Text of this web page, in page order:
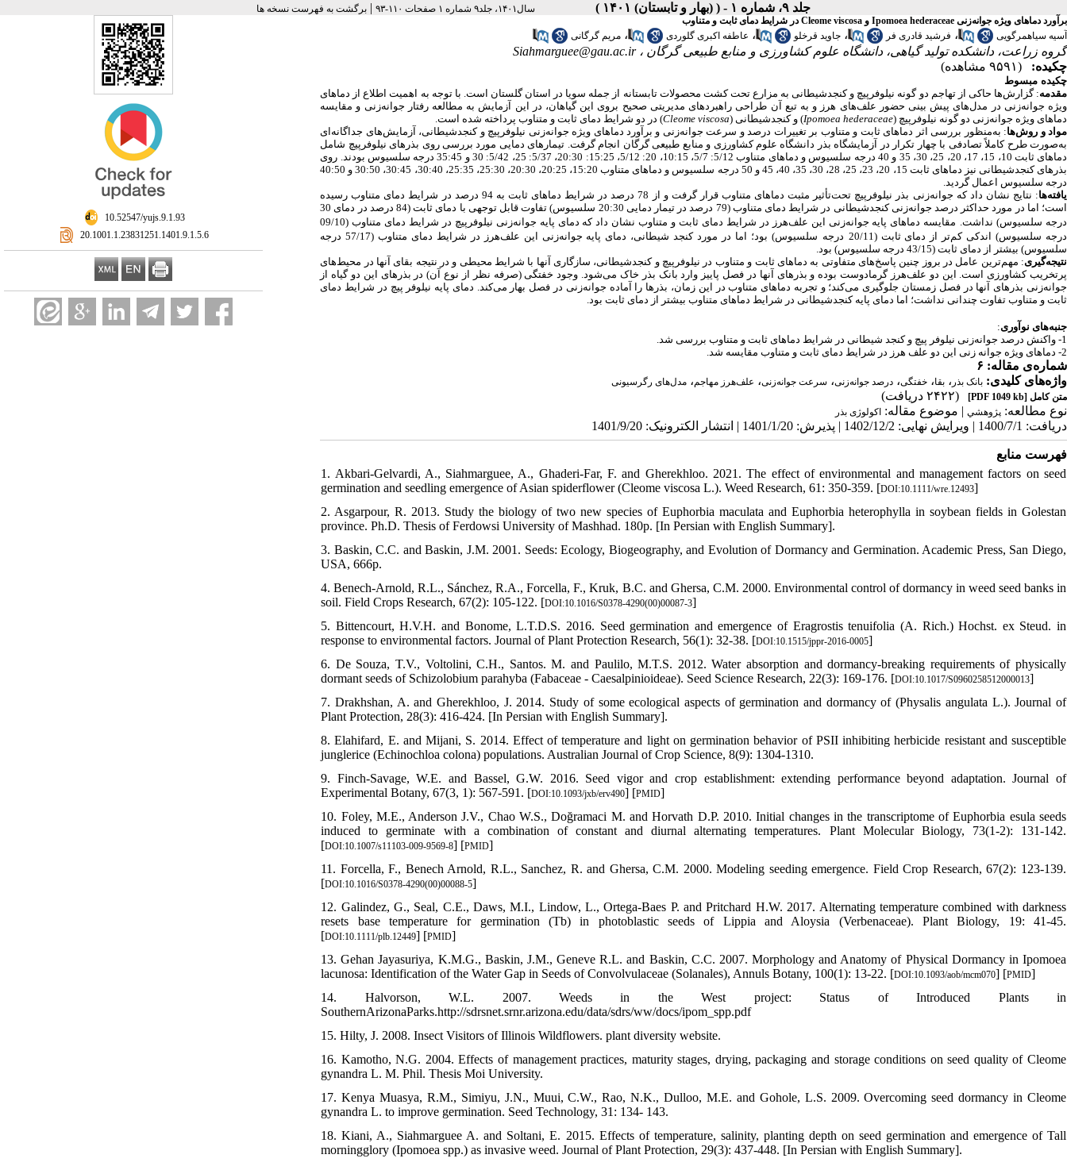
جلد ۹، شماره ۱ - ( (بهار و تابستان) ۱۴۰۱ ) سال۱۴۰۱، جلد۹ شماره ۱ صفحات ۱۱۰-۹۳ | برگشت به فهرست نسخه ها
‎ 10.52547/yujs.9.1.93
‎ 20.1001.1.23831251.1401.9.1.5.6
برآورد دماهای ویژه جوانه‌زنی Ipomoea hederaceae و Cleome viscosa در شرایط دمای ثابت و متناوب
آسیه سیاهمرگویی
، فرشید قادری فر ، جاوید قرخلو ، عاطفه اکبری گلوردی ، مریم گرگانی
گروه زراعت، دانشکده تولید گیاهی، دانشگاه علوم کشاورزی و منابع طبیعی گرگان ،Siahmarguee@gau.ac.ir
چکیده:
(۹۵۹۱ مشاهده)
چکیده مبسوط
مقدمه: گزارش‌ها حاکی از تهاجم دو گونه نیلوفرپیچ و کنجدشیطانی به مزارع تحت کشت محصولات تابستانه از جمله سویا در استان گلستان است. با توجه به اهمیت اطلاع از دماهای
ویژه جوانه‌زنی در مدل‌های پیش بینی حضور علف‌های هرز و به تبع آن طراحی راهبرد‌های مدیریتی صحیح بروی این گیاهان، در این آزمایش به مطالعه رفتار جوانه‌زنی و مقایسه
دماهای ویژه جوانه‌زنی دو گونه نیلوفرپیچ (Ipomoea hederaceae) و کنجدشیطانی (Cleome viscosa) در دو شرایط دمای ثابت و متناوب پرداخته شده است.
مواد و روش‌ها: به‌منظور بررسی اثر دماهای ثابت و متناوب بر تغییرات درصد و سرعت جوانه‌زنی و برآورد دماهای ویژه جوانه‌زنی نیلوفرپیچ و کنجدشیطانی، آزمایش‌های جداگانه‌ای
به‌صورت طرح کاملاً تصادفی با چهار تکرار در آزمایشگاه بذر دانشگاه علوم کشاورزی و منابع طبیعی گرگان انجام گرفت. تیمارهای دمایی مورد بررسی روی بذرهای نیلوفرپیچ شامل
دماهای ثابت 10، 15، 17، 20، 25، 30، 35 و 40 درجه سلسیوس و دماهای متناوب 5/12: 5/7، 10:15، 20: 5/12، 15:25: 20:30، 5/37: 25، 5/42: 30 و 35:45 درجه سلسیوس بودند. روی
بذرهای کنجدشیطانی نیز دماهای ثابت 15، 20، 23، 25، 28، 30، 35، 40، 45 و 50 درجه سلسیوس و دماهای متناوب 15:20، 20:25، 20:30، 25:30، 25:35، 30:40، 30:45، 30:50 و 40:50
درجه سلسیوس اعمال گردید.
یافته‌ها
: نتایج نشان داد که جوانه‌زنی بذر نیلوفرپیچ تحت‌تأثیر مثبت دماهای متناوب قرار گرفت و از 78 درصد در شرایط دماهای ثابت به 94 درصد در شرایط دمای متناوب رسیده
است؛ اما در مورد حداکثر درصد جوانه‌زنی کنجدشیطانی در شرایط دمای متناوب (79 درصد در تیمار دمایی 20:30 سلسیوس) تفاوت قابل توجهی با دمای ثابت (84 درصد در دمای 30
درجه سلسیوس) نداشت.
مقایسه دماهای پایه جوانه‌زنی این علف‌هرز در شرایط دمای ثابت و متناوب نشان داد که دمای پایه جوانه‌زنی نیلوفرپیچ در شرایط دمای متناوب (09/10
درجه سلسیوس) اندکی کم‌تر از دمای ثابت (20/11
درجه
سلسیوس) بود؛ اما در مورد کنجد شیطانی، دمای پایه جوانه‌زنی این علف‌هرز در شرایط دمای متناوب (57/17 درجه
سلسیوس) بیشتر از دمای ثابت (43/15 درجه سلسیوس) بود.
نتیجه‌گیری: مهم‌ترین عامل در بروز چنین پاسخ‌های متفاوتی به دماهای ثابت و متناوب در نیلوفرپیچ و کنجدشیطانی، سازگاری آنها با شرایط محیطی و در نتیجه بقای آنها در محیط‌های
پرتخریب کشاورزی است. این دو علف‌هرز گرمادوست بوده و بذرهای آنها در فصل پاییز وارد بانک بذر خاک می‌شود. وجود خفتگی (صرفه نظر از نوع آن) در بذرهای این دو گیاه از
جوانه‌زنی بذرهای آنها در فصل زمستان جلوگیری می‌کند؛ و تجربه دماهای متناوب در این زمان، بذرها را آماده جوانه‌زنی در فصل بهار می‌کند. دمای پایه نیلوفر پیچ در شرایط دمای
ثابت و متناوب تفاوت چندانی نداشت؛ اما دمای پایه کنجدشیطانی در شرایط دماهای متناوب بیشتر از دمای ثابت بود.
جنبه‌های نوآوری:
1- واکنش درصد جوانه‌زنی نیلوفر پیچ و کنجد شیطانی در شرایط دماهای ثابت و متناوب بررسی شد.
2- دماهای ویژه جوانه­ زنی این دو علف هرز در شرایط دمای ثابت و متناوب مقایسه شد.
شماره‌ی مقاله: ۶
واژه‌های کلیدی: بانک بذر ، بقا، خفتگی، درصد جوانه‌زنی، سرعت جوانه‌زنی، علف‌هرز مهاجم، مدل‌های رگرسیونی
متن کامل [PDF 1049 kb]
(۲۴۲۲ دریافت)
نوع مطالعه: پژوهشي | موضوع مقاله: اکولوژی بذر
دریافت: 1400/7/1 | ویرایش نهایی: 1402/12/2 | پذیرش: 1401/1/20 | انتشار الکترونیک: 1401/9/20
فهرست منابع
1. Akbari-Gelvardi, A., Siahmarguee, A., Ghaderi-Far, F. and Gherekhloo. 2021. The effect of environmental and management factors on seed
germination and seedling emergence of Asian spiderflower (Cleome viscosa L.). Weed Research, 61: 350-359. [DOI:10.1111/wre.12493]
2. Asgarpour, R. 2013. Study the biology of two new species of Euphorbia maculata and Euphorbia heterophylla in soybean fields in Golestan
province. Ph.D. Thesis of Ferdowsi University of Mashhad. 180p. [In Persian with English Summary].
3. Baskin, C.C. and Baskin, J.M. 2001. Seeds: Ecology, Biogeography, and Evolution of Dormancy and Germination. Academic Press, San Diego,
USA, 666p.
4. Benech-Arnold, R.L., Sánchez, R.A., Forcella, F., Kruk, B.C. and Ghersa, C.M. 2000. Environmental control of dormancy in weed seed banks in
soil. Field Crops Research, 67(2): 105-122. [DOI:10.1016/S0378-4290(00)00087-3]
5. Bittencourt, H.V.H. and Bonome, L.T.D.S. 2016. Seed germination and emergence of Eragrostis tenuifolia (A. Rich.) Hochst. ex Steud. in
response to environmental factors. Journal of Plant Protection Research, 56(1): 32-38. [DOI:10.1515/jppr-2016-0005]
6. De Souza, T.V., Voltolini, C.H., Santos. M. and Paulilo, M.T.S. 2012. Water absorption and dormancy-breaking requirements of physically
dormant seeds of Schizolobium parahyba (Fabaceae - Caesalpinioideae). Seed Science Research, 22(3): 169-176. [DOI:10.1017/S0960258512000013]
7. Drakhshan, A. and Gherekhloo, J. 2014. Study of some ecological aspects of germination and dormancy of (Physalis angulata L.). Journal of
Plant Protection, 28(3): 416-424. [In Persian with English Summary].
8. Elahifard, E. and Mijani, S. 2014. Effect of temperature and light on germination behavior of PSII inhibiting herbicide resistant and susceptible
junglerice (Echinochloa colona) populations. Australian Journal of Crop Science, 8(9): 1304-1310.
9. Finch-Savage, W.E. and Bassel, G.W. 2016. Seed vigor and crop establishment: extending performance beyond adaptation. Journal of
Experimental Botany, 67(3, 1): 567-591. [DOI:10.1093/jxb/erv490] [PMID]
10. Foley, M.E., Anderson J.V., Chao W.S., Doğramaci M. and Horvath D.P. 2010. Initial changes in the transcriptome of Euphorbia esula seeds
induced to germinate with a combination of constant and diurnal alternating temperatures. Plant Molecular Biology, 73(1-2): 131-142.
[DOI:10.1007/s11103-009-9569-8] [PMID]
11. Forcella, F., Benech Arnold, R.L., Sanchez, R. and Ghersa, C.M. 2000. Modeling seeding emergence. Field Crop Research, 67(2): 123-139.
[DOI:10.1016/S0378-4290(00)00088-5]
12. Galindez, G., Seal, C.E., Daws, M.I., Lindow, L., Ortega-Baes P. and Pritchard H.W. 2017. Alternating temperature combined with darkness
resets base temperature for germination (Tb) in photoblastic seeds of Lippia and Aloysia (Verbenaceae). Plant Biology, 19: 41-45.
[DOI:10.1111/plb.12449] [PMID]
13. Gehan Jayasuriya, K.M.G., Baskin, J.M., Geneve R.L. and Baskin, C.C. 2007. Morphology and Anatomy of Physical Dormancy in Ipomoea
lacunosa: Identification of the Water Gap in Seeds of Convolvulaceae (Solanales), Annuls Botany, 100(1): 13-22. [DOI:10.1093/aob/mcm070] [PMID]
14. Halvorson, W.L. 2007. Weeds in the West project: Status of Introduced Plants in
SouthernArizonaParks.http://sdrsnet.srnr.arizona.edu/data/sdrs/ww/docs/ipom_spp.pdf
15. Hilty, J. 2008. Insect Visitors of Illinois Wildflowers. plant diversity website.
16. Kamotho, N.G. 2004. Effects of management practices, maturity stages, drying, packaging and storage conditions on seed quality of Cleome
gynandra L. M. Phil. Thesis Moi University.
17. Kenya Muasya, R.M., Simiyu, J.N., Muui, C.W., Rao, N.K., Dulloo, M.E. and Gohole, L.S. 2009. Overcoming seed dormancy in Cleome
gynandra L. to improve germination. Seed Technology, 31: 134- 143.
18. Kiani, A., Siahmarguee A. and Soltani, E. 2015. Effects of temperature, salinity, planting depth on seed germination and emergence of Tall
morningglory (Ipomoea spp.) as invasive weed. Journal of Plant Protection, 29(3): 437-448. [In Persian with English Summary].